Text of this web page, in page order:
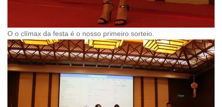
O o clímax da festa é o nosso primeiro sorteio.